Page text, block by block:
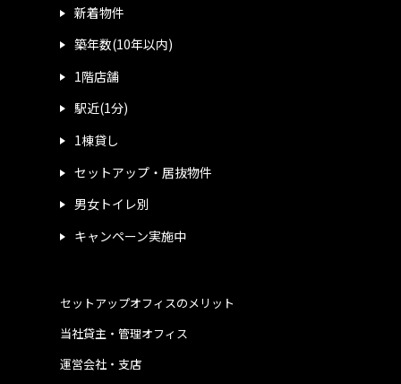
新着物件
築年数(10年以内)
1階店舗
駅近(1分)
1棟貸し
セットアップ・居抜物件
男女トイレ別
キャンペーン実施中
運営会社・支店
当社貸主・管理オフィス
セットアップオフィスのメリット